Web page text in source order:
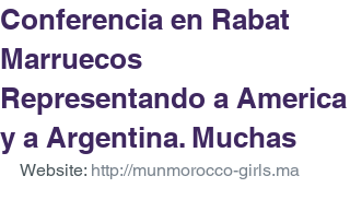
Conferencia en Rabat
Marruecos
Representando a America
y a Argentina. Muchas
Website: http://munmorocco-girls.ma